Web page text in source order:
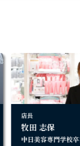
店長
牧田 志保
中日美容専門学校